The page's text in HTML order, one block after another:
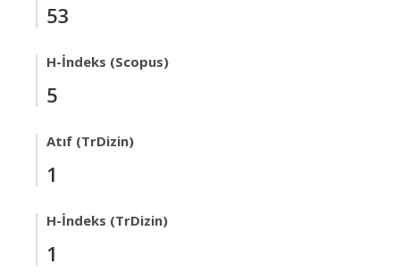
53
H-İndeks (Scopus)
5
Atıf (TrDizin)
1
H-İndeks (TrDizin)
1